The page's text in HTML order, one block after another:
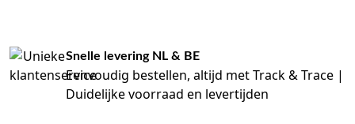
Snelle levering NL & BE
Eenvoudig bestellen, altijd met Track & Trace |
Duidelijke voorraad en levertijden